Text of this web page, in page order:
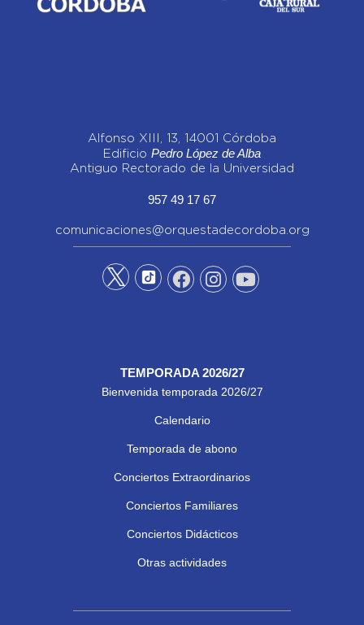
Alfonso XIII, 13, 14001 Córdoba
Edificio Pedro López de Alba
Antiguo Rectorado de la Universidad
957 49 17 67
comunicaciones@orquestadecordoba.org
TEMPORADA 2026/27
Bienvenida temporada 2026/27
Calendario
Temporada de abono
Conciertos Extraordinarios
Conciertos Familiares
Conciertos Didácticos
Otras actividades